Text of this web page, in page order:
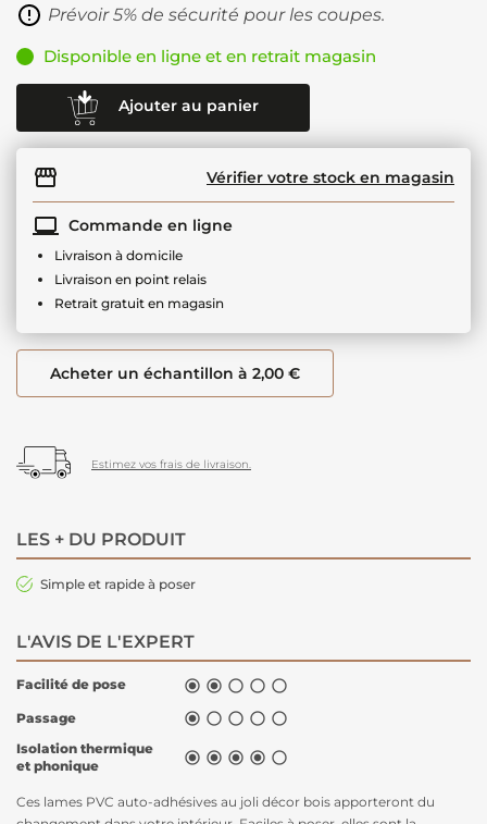
Prévoir 5% de sécurité pour les coupes.
Disponible en ligne et en retrait magasin
Ajouter au panier
Vérifier votre stock en magasin
Commande en ligne
Livraison à domicile
Livraison en point relais
Retrait gratuit en magasin
Acheter un échantillon à 2,00 €
Estimez vos frais de livraison.
LES + DU PRODUIT
Simple et rapide à poser
L'AVIS DE L'EXPERT
Facilité de pose     
Passage     
Isolation thermique
et phonique
    
Ces lames PVC auto-adhésives au joli décor bois apporteront du